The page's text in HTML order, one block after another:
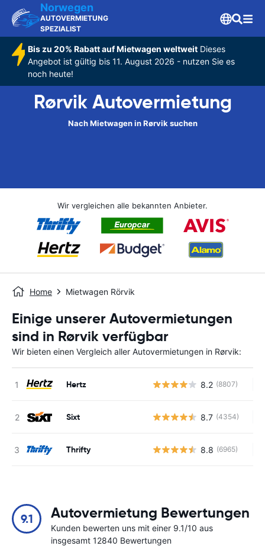
Norwegen
AUTOVERMIETUNG
SPEZIALIST
Bis zu 20% Rabatt auf Mietwagen weltweitDieses
Angebot ist gültig bis 11. August 2026 - nutzen Sie es
noch heute!
Rørvik Autovermietung
Nach Mietwagen in Rørvik suchen
Wir vergleichen alle bekannten Anbieter.
Home Mietwagen Rörvik
Einige unserer Autovermietungen
sind in Rørvik verfügbar
Wir bieten einen Vergleich aller Autovermietungen in Rørvik:
Hertz 8.2 (8807)
Sixt 8.7 (4354)
Thrifty 8.8 (6965)
9.1 Autovermietung Bewertungen
Kunden bewerten uns mit einer 9.1/10 aus
insgesamt 12840 Bewertungen